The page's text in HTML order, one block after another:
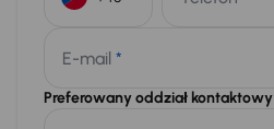
E-mail *
Preferowany oddział kontaktowy